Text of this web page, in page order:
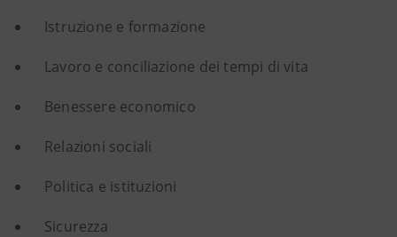
Istruzione e formazione
Lavoro e conciliazione dei tempi di vita
Benessere economico
Relazioni sociali
Politica e istituzioni
Sicurezza